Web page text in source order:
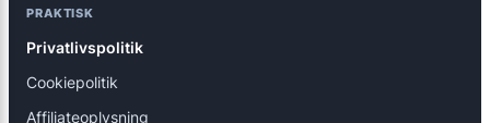
PRAKTISK
Privatlivspolitik
Cookiepolitik
Affiliateoplysning